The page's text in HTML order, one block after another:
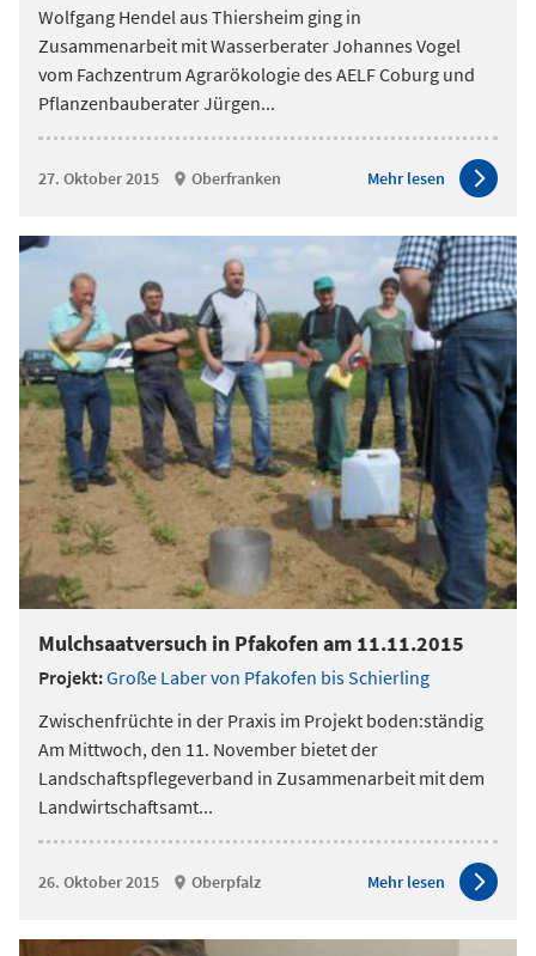
Wolfgang Hendel aus Thiersheim ging in
Zusammenarbeit mit Wasserberater Johannes Vogel
vom Fachzentrum Agrarökologie des AELF Coburg und
Pflanzenbauberater Jürgen...
27. Oktober 2015 Oberfranken Mehr lesen
Mulchsaatversuch in Pfakofen am 11.11.2015
Projekt:Große Laber von Pfakofen bis Schierling
Zwischenfrüchte in der Praxis im Projekt boden:ständig
Am Mittwoch, den 11. November bietet der
Landschaftspflegeverband in Zusammenarbeit mit dem
Landwirtschaftsamt...
26. Oktober 2015 Oberpfalz Mehr lesen